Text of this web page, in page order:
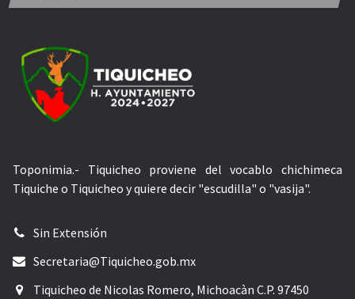
Toponimia.- Tiquicheo proviene del vocablo chichimeca
Tiquiche o Tiquicheo y quiere decir "escudilla" o "vasija".
Sin Extensión
Secretaria@Tiquicheo.gob.mx
Tiquicheo de Nicolas Romero, Michoacàn C.P. 97450